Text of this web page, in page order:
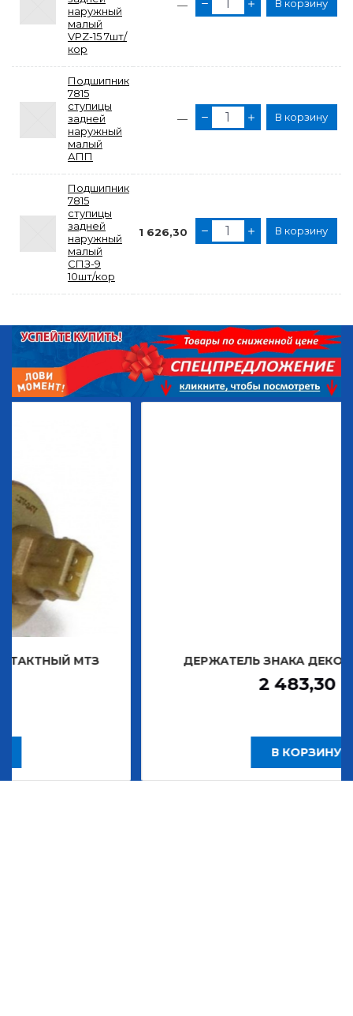
наружный
малый
VPZ-15 7шт/
кор
— В корзину
Подшипник
7815
ступицы
задней
наружный
малый
АПП
— В корзину
Подшипник
7815
ступицы
задней
наружный
малый
СПЗ-9
10шт/кор
1 626,30 В корзину
МТЗ ДЕРЖАТЕЛЬ ЗНАКА ДЕКОРАТИВНОГО
2 483,30 Р
В КОРЗИНУ